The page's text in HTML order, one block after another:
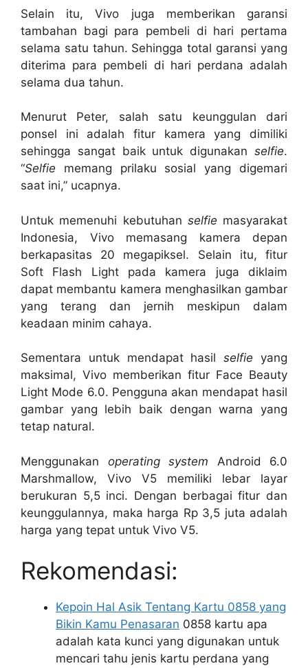
Selain itu, Vivo juga memberikan garansi
tambahan bagi para pembeli di hari pertama
selama satu tahun. Sehingga total garansi yang
diterima para pembeli di hari perdana adalah
selama dua tahun.
Menurut Peter, salah satu keunggulan dari
ponsel ini adalah fitur kamera yang dimiliki
sehingga sangat baik untuk digunakan selfie.
“Selfie memang prilaku sosial yang digemari
saat ini,” ucapnya.
Untuk memenuhi kebutuhan selfie masyarakat
Indonesia, Vivo memasang kamera depan
berkapasitas 20 megapiksel. Selain itu, fitur
Soft Flash Light pada kamera juga diklaim
dapat membantu kamera menghasilkan gambar
yang terang dan jernih meskipun dalam
keadaan minim cahaya.
Sementara untuk mendapat hasilselfie yang
maksimal, Vivo memberikan fitur Face Beauty
Light Mode 6.0. Pengguna akan mendapat hasil
gambar yang lebih baik dengan warna yang
tetap natural.
Menggunakan operating system Android 6.0
Marshmallow, Vivo V5 memiliki lebar layar
berukuran 5,5 inci. Dengan berbagai fitur dan
keunggulannya, maka harga Rp 3,5 juta adalah
harga yang tepat untuk Vivo V5.
Rekomendasi:
Kepoin Hal Asik Tentang Kartu 0858 yang
Bikin Kamu Penasaran 0858 kartu apa
adalah kata kunci yang digunakan untuk
mencari tahu jenis kartu perdana yang